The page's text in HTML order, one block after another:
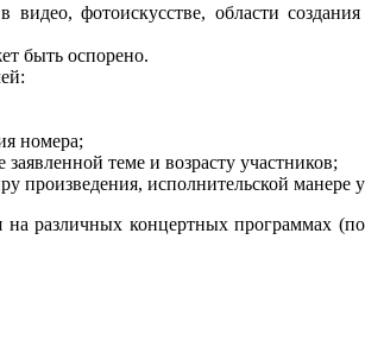
фотоискусстве, области создания
быть оспорено.
номера;
теме и возрасту участников;
произведения, исполнительской манере
различных концертных программах